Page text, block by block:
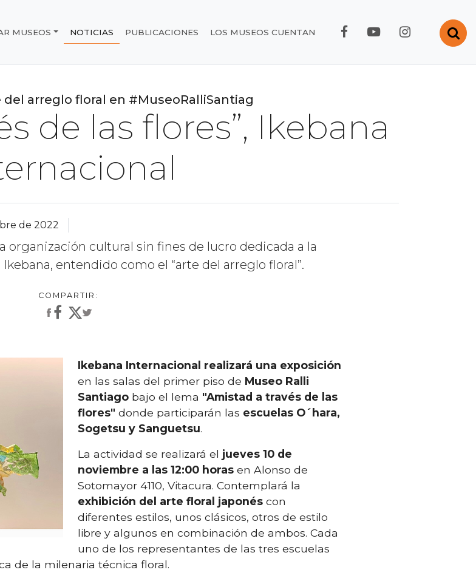
MUSEOS NOTICIAS PUBLICACIONES LOS MUSEOS CUENTAN FACEBOOK RMC
YOUTUBE RMC
arreglo floral en #MuseoRalliSantiag
de las flores”, Ikebana
de 2022
organización cultural sin fines de lucro dedicada a la
entendido como el “arte del arreglo floral”.
Ikebana Internacional realizará una exposición
en las salas del primer piso de Museo Ralli
Santiago bajo el lema "Amistad a través de las
flores" donde participarán las escuelas O´hara,
Sogetsu y Sanguetsu.
La actividad se realizará el jueves 10 de
noviembre a las 12:00 horas en Alonso de
Sotomayor 4110, Vitacura. Contemplará la
exhibición del arte floral japonés con
diferentes estilos, unos clásicos, otros de estilo
libre y algunos en combinación de ambos. Cada
uno de los representantes de las tres escuelas
de la milenaria técnica floral.